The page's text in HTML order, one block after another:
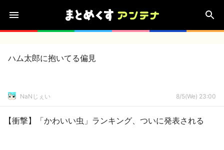
ハム太郎に抱いてる偏見
NaNじぇい 8/5(We) 23:00
【衝撃】「かわいい虫」ランキング、ついに発表される